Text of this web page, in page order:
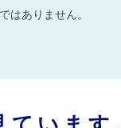
はありません。